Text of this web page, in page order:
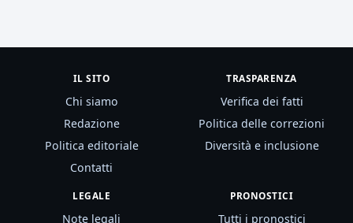
IL SITO
Chi siamo
Redazione
Politica editoriale
Contatti
TRASPARENZA
Verifica dei fatti
Politica delle correzioni
Diversità e inclusione
LEGALE
Note legali
PRONOSTICI
Tutti i pronostici